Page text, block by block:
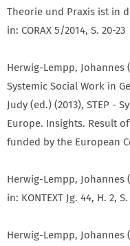
Theorie und Praxis ist in
in: CORAX 5/2014, S. 20-23
Herwig-Lempp, Johannes
Systemic Social Work in
Judy (ed.) (2013), STEP -
Europe. Insights. Result
funded by the European
Herwig-Lempp, Johannes
in: KONTEXT Jg. 44, H. 2, S.
Herwig-Lempp, Johannes